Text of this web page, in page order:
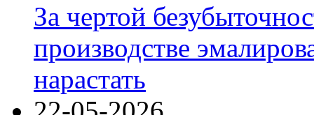
За чертой
производстве
нарастать